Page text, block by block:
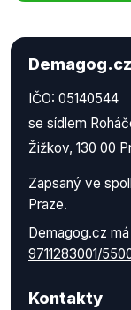
IČO: 05140544
se sídlem
Žižkov, 130 00
Zapsaný ve
Praze.
Demagog.cz má
9711283001/
Kontakty